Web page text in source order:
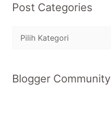
Post Categories
Blogger Community